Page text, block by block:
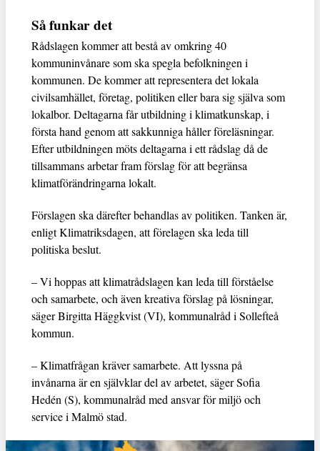
Så funkar det
Rådslagen kommer att bestå av omkring 40
kommuninvånare som ska spegla befolkningen i
kommunen. De kommer att representera det lokala
civilsamhället, företag, politiken eller bara sig själva som
lokalbor. Deltagarna får utbildning i klimatkunskap, i
första hand genom att sakkunniga håller föreläsningar.
Efter utbildningen möts deltagarna i ett rådslag då de
tillsammans arbetar fram förslag för att begränsa
klimatförändringarna lokalt.
Förslagen ska därefter behandlas av politiken. Tanken är,
enligt Klimatriksdagen, att förelagen ska leda till
politiska beslut.
– Vi hoppas att klimatrådslagen kan leda till förståelse
och samarbete, och även kreativa förslag på lösningar,
säger Birgitta Häggkvist (VI), kommunalråd i Sollefteå
kommun.
– Klimatfrågan kräver samarbete. Att lyssna på
invånarna är en självklar del av arbetet, säger Sofia
Hedén (S), kommunalråd med ansvar för miljö och
service i Malmö stad.